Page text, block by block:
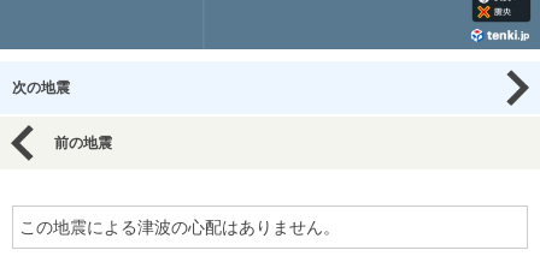
次の地震
前の地震
この地震による津波の心配はありません。